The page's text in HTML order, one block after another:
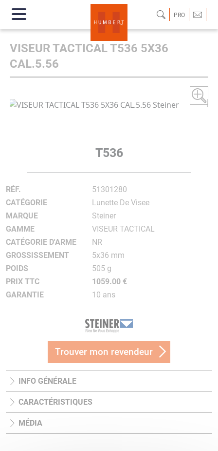
PRO
VISEUR TACTICAL T536 5X36
CAL.5.56
T536
RÉF.
51301280
CATÉGORIE
Lunette De Visee
MARQUE
Steiner
GAMME
VISEUR TACTICAL
CATÉGORIE D'ARME
NR
GROSSISSEMENT
5x36 mm
POIDS
505 g
PRIX TTC
1059.00 €
GARANTIE
10 ans
Trouver mon revendeur
INFO GÉNÉRALE
CARACTÉRISTIQUES
MÉDIA